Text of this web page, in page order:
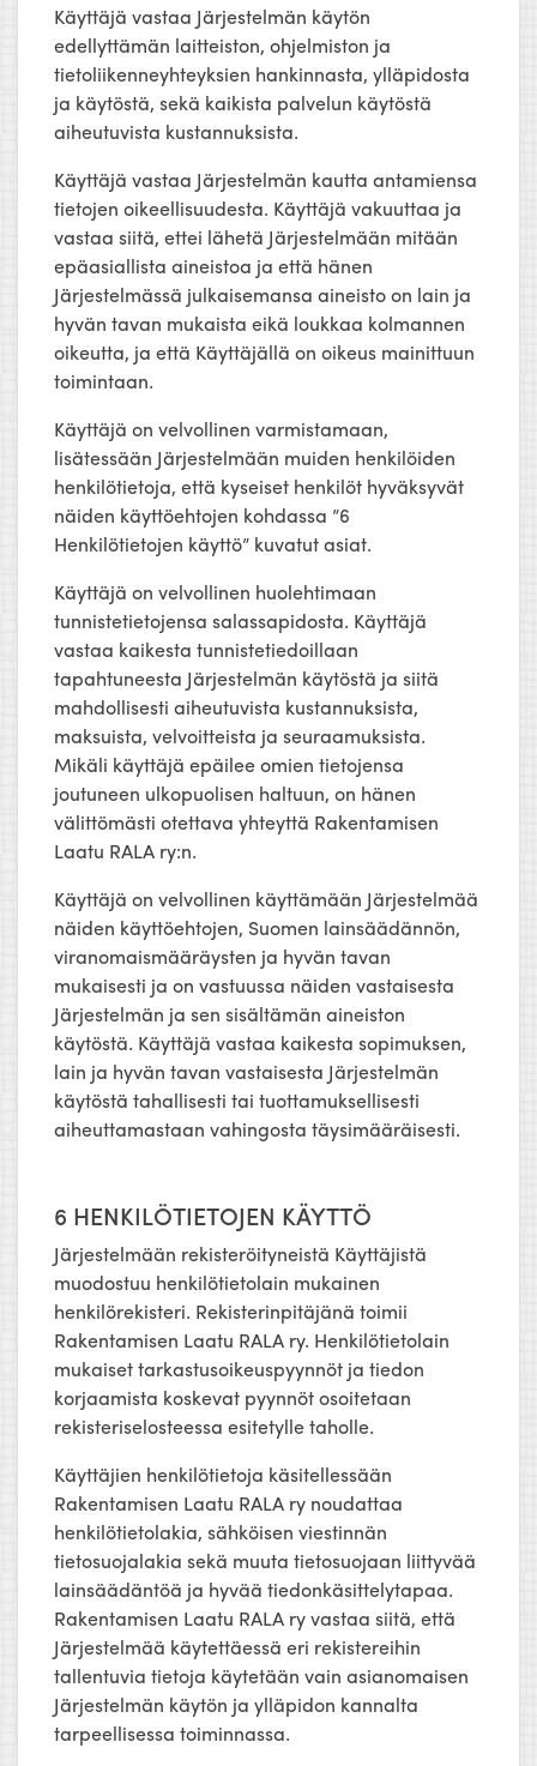
Käyttäjä vastaa Järjestelmän käytön
edellyttämän laitteiston, ohjelmiston ja
tietoliikenneyhteyksien hankinnasta, ylläpidosta
ja käytöstä, sekä kaikista palvelun käytöstä
aiheutuvista kustannuksista.
Käyttäjä vastaa Järjestelmän kautta antamiensa
tietojen oikeellisuudesta. Käyttäjä vakuuttaa ja
vastaa siitä, ettei lähetä Järjestelmään mitään
epäasiallista aineistoa ja että hänen
Järjestelmässä julkaisemansa aineisto on lain ja
hyvän tavan mukaista eikä loukkaa kolmannen
oikeutta, ja että Käyttäjällä on oikeus mainittuun
toimintaan.
Käyttäjä on velvollinen varmistamaan,
lisätessään Järjestelmään muiden henkilöiden
henkilötietoja, että kyseiset henkilöt hyväksyvät
näiden käyttöehtojen kohdassa ”6
Henkilötietojen käyttö” kuvatut asiat.
Käyttäjä on velvollinen huolehtimaan
tunnistetietojensa salassapidosta. Käyttäjä
vastaa kaikesta tunnistetiedoillaan
tapahtuneesta Järjestelmän käytöstä ja siitä
mahdollisesti aiheutuvista kustannuksista,
maksuista, velvoitteista ja seuraamuksista.
Mikäli käyttäjä epäilee omien tietojensa
joutuneen ulkopuolisen haltuun, on hänen
välittömästi otettava yhteyttä Rakentamisen
Laatu RALA ry:n.
Käyttäjä on velvollinen käyttämään Järjestelmää
näiden käyttöehtojen, Suomen lainsäädännön,
viranomaismääräysten ja hyvän tavan
mukaisesti ja on vastuussa näiden vastaisesta
Järjestelmän ja sen sisältämän aineiston
käytöstä. Käyttäjä vastaa kaikesta sopimuksen,
lain ja hyvän tavan vastaisesta Järjestelmän
käytöstä tahallisesti tai tuottamuksellisesti
aiheuttamastaan vahingosta täysimääräisesti.
6 HENKILÖTIETOJEN KÄYTTÖ
Järjestelmään rekisteröityneistä Käyttäjistä
muodostuu henkilötietolain mukainen
henkilörekisteri. Rekisterinpitäjänä toimii
Rakentamisen Laatu RALA ry. Henkilötietolain
mukaiset tarkastusoikeuspyynnöt ja tiedon
korjaamista koskevat pyynnöt osoitetaan
rekisteriselosteessa esitetylle taholle.
Käyttäjien henkilötietoja käsitellessään
Rakentamisen Laatu RALA ry noudattaa
henkilötietolakia, sähköisen viestinnän
tietosuojalakia sekä muuta tietosuojaan liittyvää
lainsäädäntöä ja hyvää tiedonkäsittelytapaa.
Rakentamisen Laatu RALA ry vastaa siitä, että
Järjestelmää käytettäessä eri rekistereihin
tallentuvia tietoja käytetään vain asianomaisen
Järjestelmän käytön ja ylläpidon kannalta
tarpeellisessa toiminnassa.